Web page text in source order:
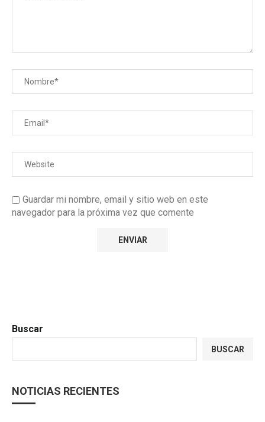
Guardar mi nombre, email y sitio web en este
navegador para la próxima vez que comente
Buscar
BUSCAR
NOTICIAS RECIENTES